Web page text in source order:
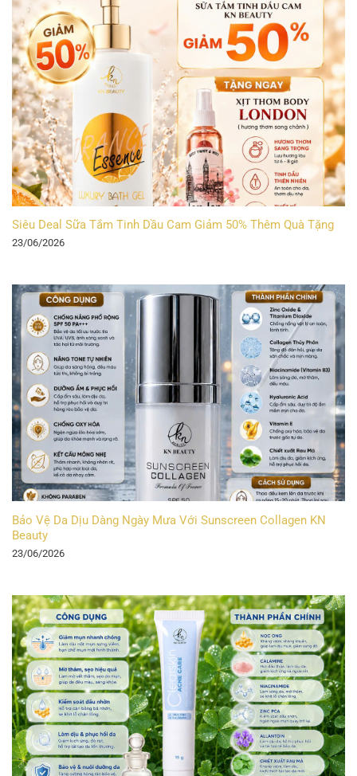
Siêu Deal Sữa Tắm Tinh Dầu Cam Giảm 50% Thêm Quà Tặng
23/06/2026
Bảo Vệ Da Dịu Dàng Ngày Mưa Với Sunscreen Collagen KN
Beauty
23/06/2026